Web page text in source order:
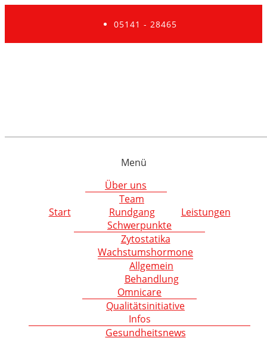
05141 - 28465
Menü
Start
Über uns
Team
Rundgang
Leistungen
Schwerpunkte
Zytostatika
Wachstumshormone
Allgemein
Behandlung
Omnicare
Qualitätsinitiative
Infos
Gesundheitsnews